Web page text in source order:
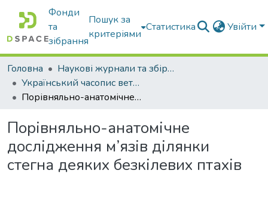
Фонди
та
зібрання
Пошук за
критеріями
Статистика Увійти
Головна
Наукові журнали та збірники видань
Український часопис ветеринарних наук
Порівняльно-анатомічне дослідження м’язів ділянки стегна деяких безкілевих птахів
Порівняльно-анатомічне
дослідження м’язів ділянки
стегна деяких безкілевих птахів